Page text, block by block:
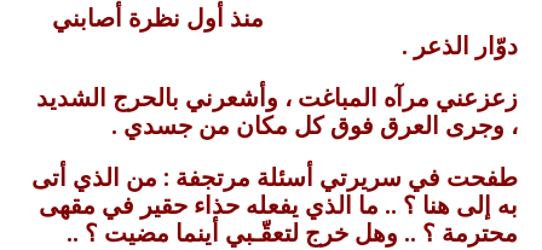
منذ أول نظرة أصابني
دوّار الذعر .
زعزعني مرآه المباغت ، وأشعرني بالحرج الشديد
، وجرى العرق فوق كل مكان من جسدي .
طفحت في سريرتي أسئلة مرتجفة : من الذي أتى
به إلى هنا ؟ .. ما الذي يفعله حذاء حقير في مقهى
محترمة ؟ .. وهل خرج لتعقّـبي أينما مضيت ؟ ..